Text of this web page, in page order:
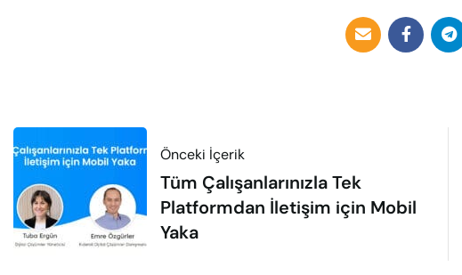
Önceki İçerik
Tüm Çalışanlarınızla Tek
Platformdan İletişim için Mobil
Yaka